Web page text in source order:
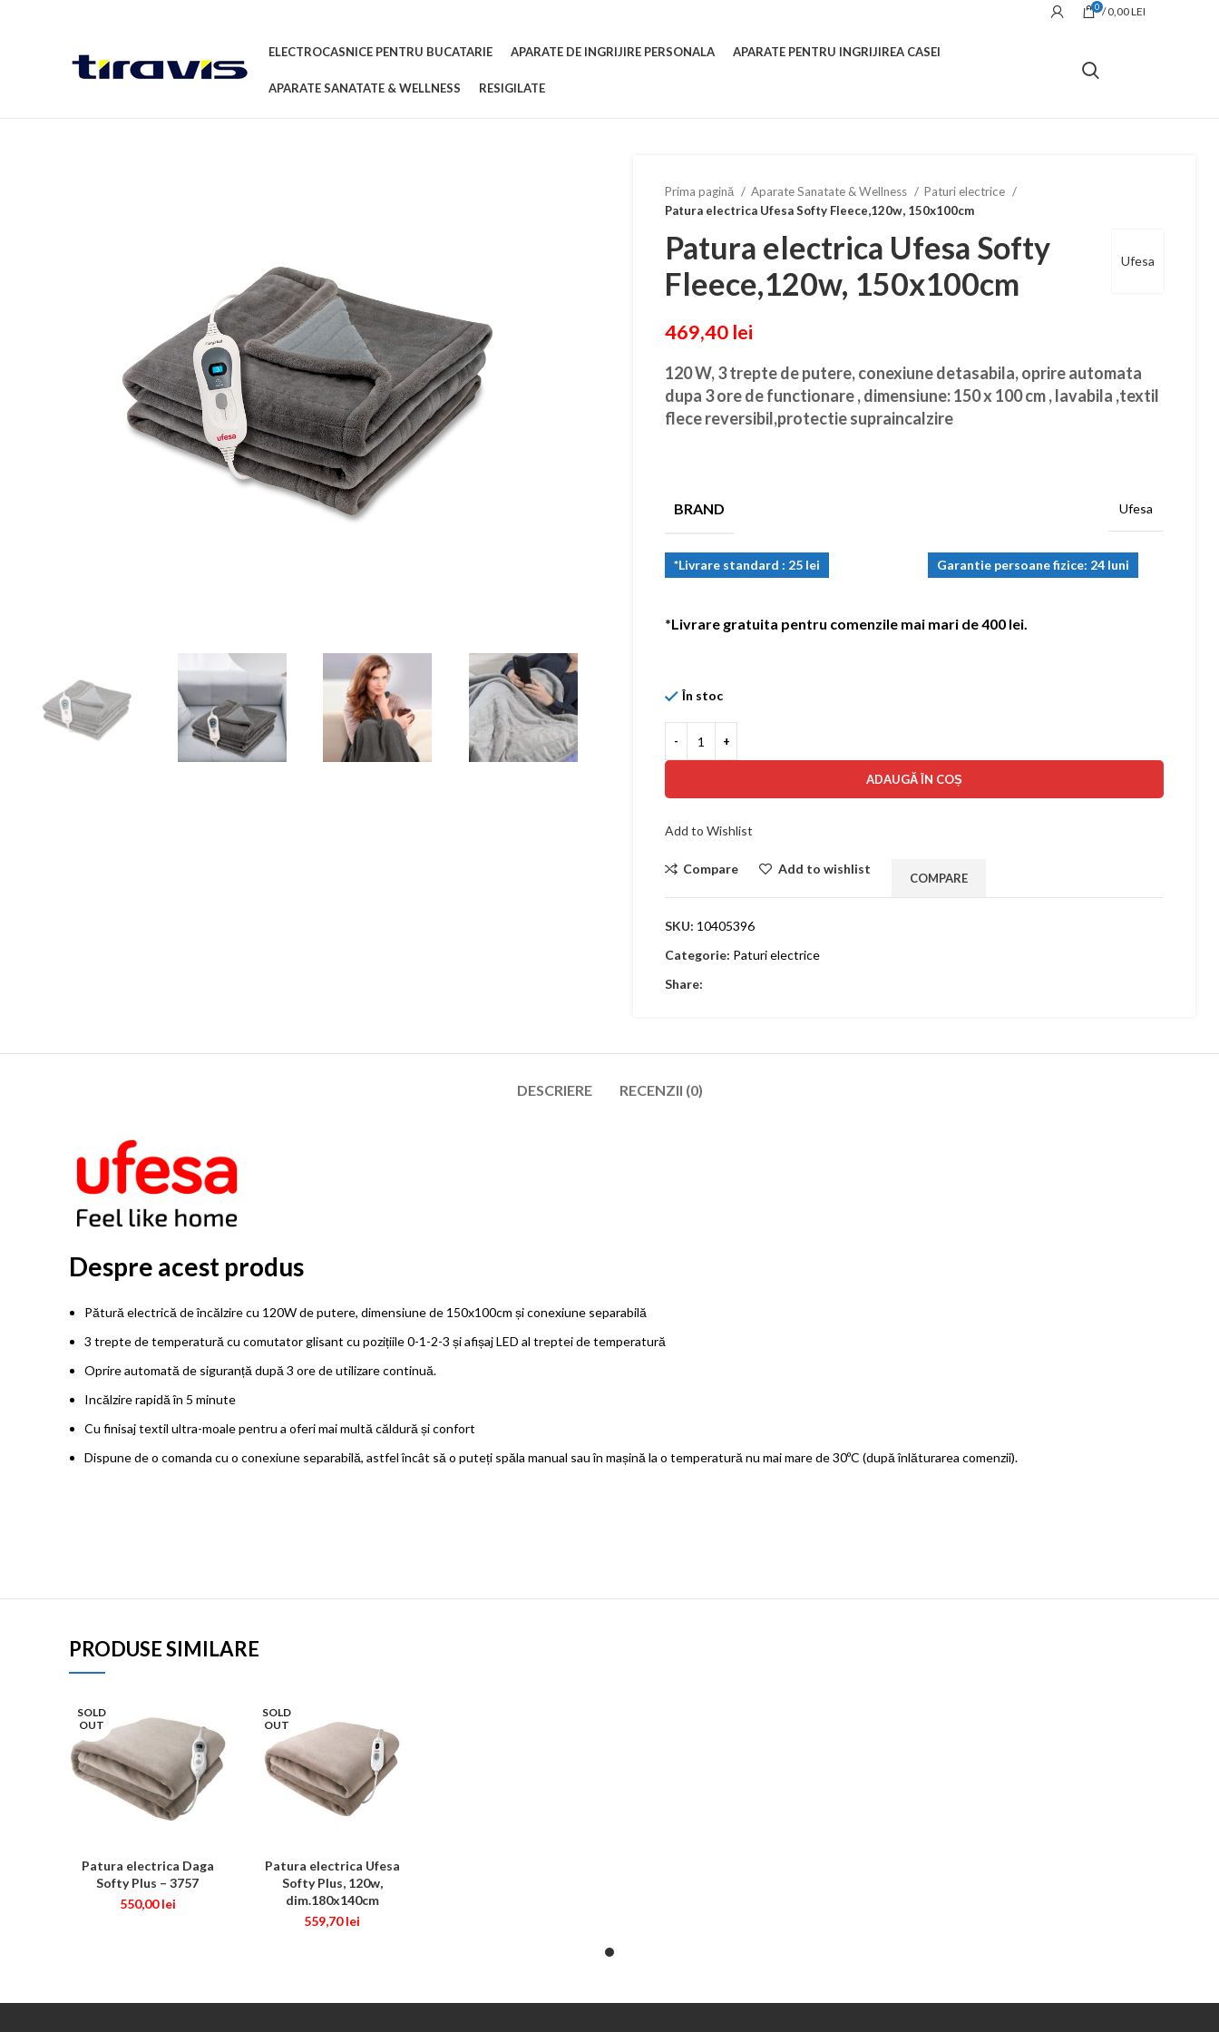
0 / 0,00LEI
ELECTROCASNICE PENTRU BUCATARIE APARATE DE INGRIJIRE PERSONALA APARATE PENTRU INGRIJIREA CASEI
APARATE SANATATE & WELLNESS RESIGILATE
Prima pagină Aparate Sanatate & Wellness
Paturi electrice
Patura electrica Ufesa Softy Fleece,120w, 150x100cm
Ufesa
Patura electrica Ufesa Softy
Fleece,120w, 150x100cm
469,40 lei
120 W, 3 trepte de putere, conexiune detasabila, oprire automata
dupa 3 ore de functionare , dimensiune: 150 x 100 cm , lavabila ,textil
flece reversibil,protectie supraincalzire
BRAND Ufesa
*Livrare standard : 25 lei Garantie persoane fizice: 24 luni
*Livrare gratuita pentru comenzile mai mari de 400 lei.
În stoc
ADAUGĂ ÎN COȘ
Add to Wishlist
Compare Add to wishlist
COMPARE
SKU: 10405396
Categorie: Paturi electrice
Share:
DESCRIERE RECENZII (0)
Despre acest produs
Pătură electrică de încălzire cu 120W de putere, dimensiune de 150x100cm și conexiune separabilă
3 trepte de temperatură cu comutator glisant cu pozițiile 0-1-2-3 și afișaj LED al treptei de temperatură
Oprire automată de siguranță după 3 ore de utilizare continuă.
Incălzire rapidă în 5 minute
Cu finisaj textil ultra-moale pentru a oferi mai multă căldură și confort
Dispune de o comanda cu ​​o conexiune separabilă, astfel încât să o puteți spăla manual sau în mașină la o temperatură nu mai mare de 30ºC (după înlăturarea comenzii).
PRODUSE SIMILARE
SOLD
OUT
CITEȘTE MAI MULT
Patura electrica Daga
Softy Plus – 3757
550,00lei
SOLD
OUT
CITEȘTE MAI MULT
Patura electrica Ufesa
Softy Plus, 120w,
dim.180x140cm
559,70lei